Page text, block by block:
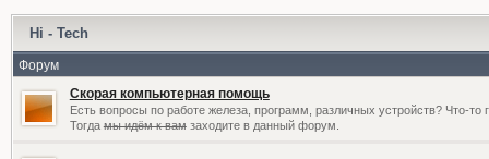
Hi - Tech
Форум
Скорая компьютерная помощь
Есть вопросы по работе железа, программ, различных устройств? Что-то
Тогдамы идём к вамзаходите в данный форум.